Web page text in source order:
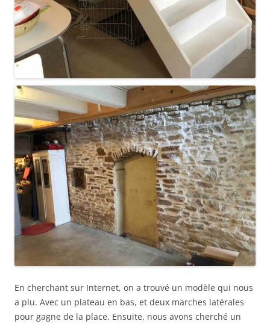
En cherchant sur Internet, on a trouvé un modèle qui nous
a plu. Avec un plateau en bas, et deux marches latérales
pour gagne de la place. Ensuite, nous avons cherché un